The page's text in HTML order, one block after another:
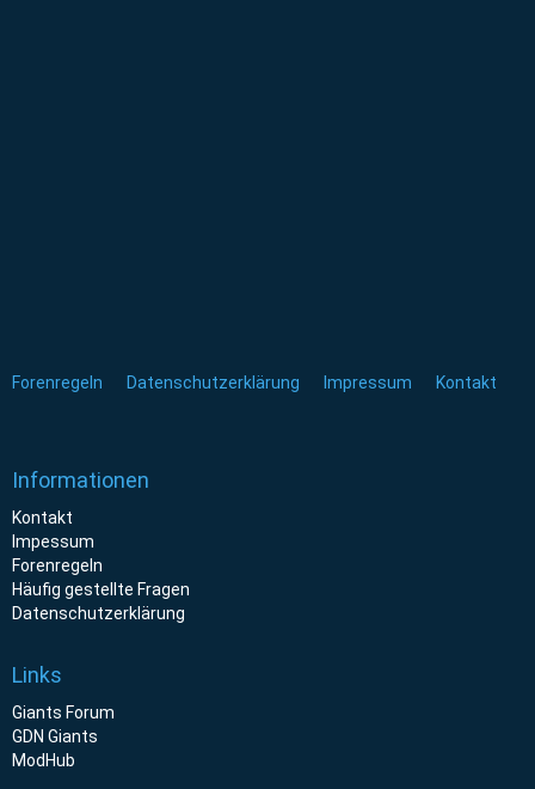
Forenregeln Datenschutzerklärung Impressum Kontakt
Informationen
Kontakt
Impessum
Forenregeln
Häufig gestellte Fragen
Datenschutzerklärung
Links
Giants Forum
GDN Giants
ModHub